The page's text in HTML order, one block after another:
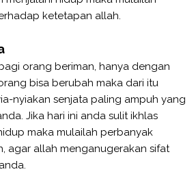
ketetapan allah.
orang beriman, hanya dengan
bisa berubah maka dari itu
nyiakan senjata paling ampuh yang
Jika hari ini anda sulit ikhlas
maka mulailah perbanyak
agar allah menganugerakan sifat